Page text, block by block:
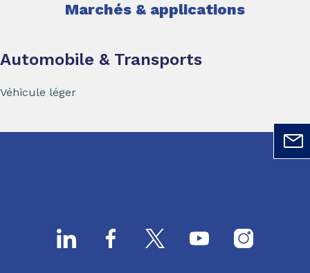
Marchés & applications
Automobile & Transports
Véhicule léger